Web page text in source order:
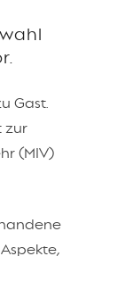
Gast.
zur
(MIV)